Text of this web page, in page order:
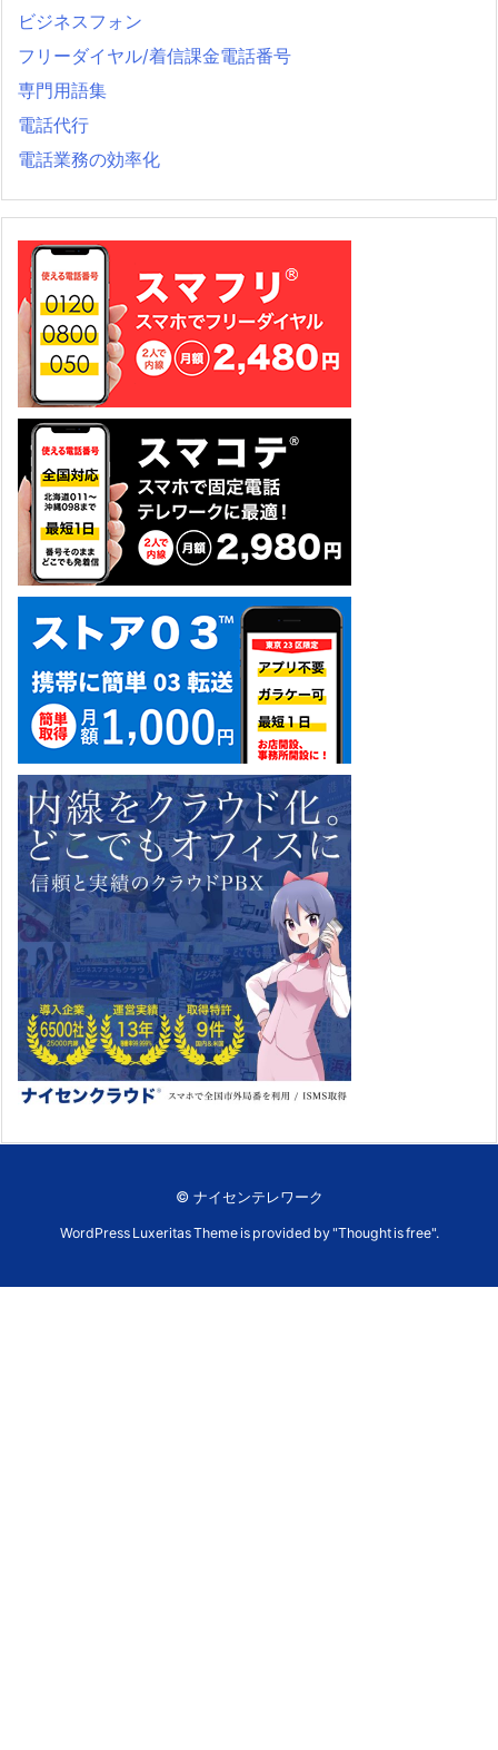
ビジネスフォン
フリーダイヤル/着信課金電話番号
専門用語集
電話代行
電話業務の効率化
© ナイセンテレワーク
WordPress Luxeritas Theme is provided by "Thought is free".